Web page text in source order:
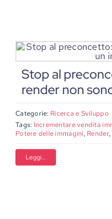
Stop al
render non
Categorie: Ricerca e Sviluppo
Tags: Incrementare vendita
Potere delle immagini, Render,
Leggi...